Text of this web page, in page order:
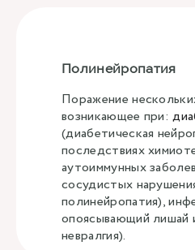
Полинейропатия
Поражение
возникающее при:
(диабетическая
последствиях
аутоиммунных
сосудистых
полинейропатия),
опоясывающий лишай
невралгия).